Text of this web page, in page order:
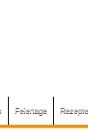
Feiertage Rezepte